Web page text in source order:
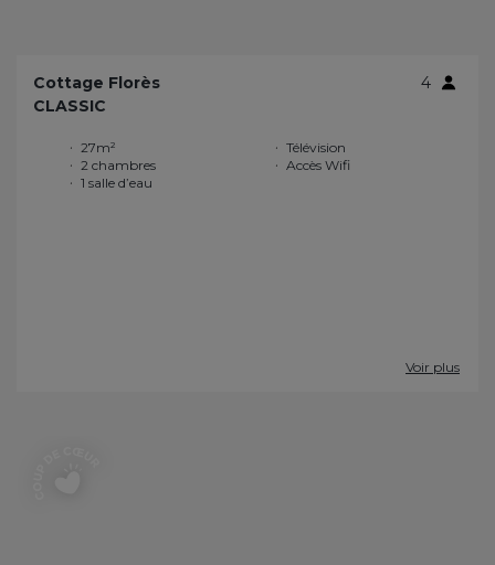
Cottage Florès
4
CLASSIC
27m²
2 chambres
1 salle d’eau
Télévision
Accès Wifi
Voir plus